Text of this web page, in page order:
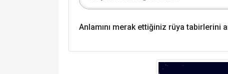
Anlamını merak ettiğiniz rüya